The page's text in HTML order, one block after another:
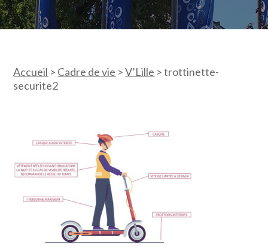
Accueil > Cadre de vie >V’Lille >trottinette-
securite2